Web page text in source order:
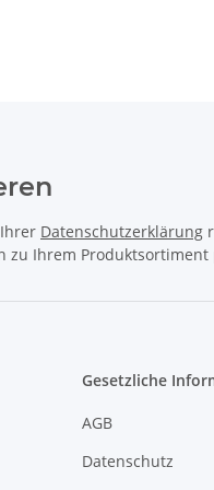
Datenschutzerklärung
Ihrem Produktsortiment
Gesetzliche
AGB
Datenschutz